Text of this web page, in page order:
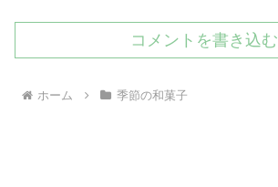
コメントを書き込む
ホーム 季節の和菓子